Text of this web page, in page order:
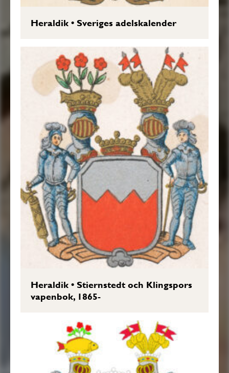
Heraldik•Sveriges adelskalender
Heraldik•Stiernstedt och Klingspors
vapenbok, 1865-